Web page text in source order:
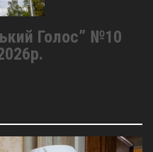
Голос” №10